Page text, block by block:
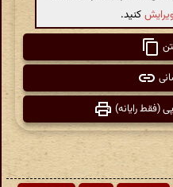
کنید.
(فقط رایانه)